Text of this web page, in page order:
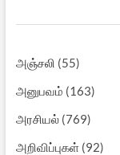
அஞ்சலி (55)
அனுபவம் (163)
அரசியல்(769)
அறிவிப்புகள்(92)